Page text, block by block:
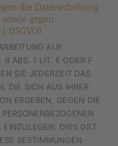
die Datenerhebung
gegen
DSGVO)
AUF
6 ABS. 1 LIT. E ODER F
SIE JEDERZEIT DAS
DIE SICH AUS IHRER
ERGEBEN, GEGEN DIE
DIES GILT
BESTIMMUNGEN